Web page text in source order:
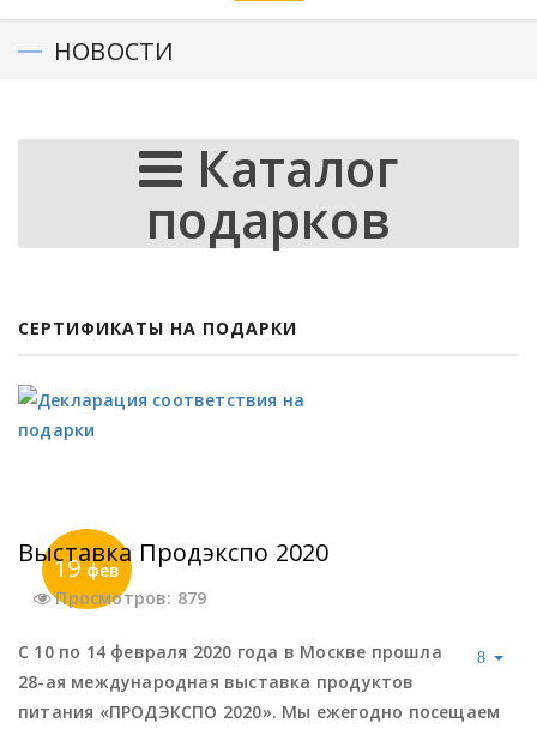
НОВОСТИ
Каталог
подарков
СЕРТИФИКАТЫ НА ПОДАРКИ
19 фев
Выставка Продэкспо 2020
Просмотров: 879
С 10 по 14 февраля 2020 года в Москве прошла
28-ая международная выставка продуктов
питания «ПРОДЭКСПО 2020». Мы ежегодно посещаем